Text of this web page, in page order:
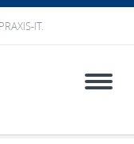
IT.
Toggle